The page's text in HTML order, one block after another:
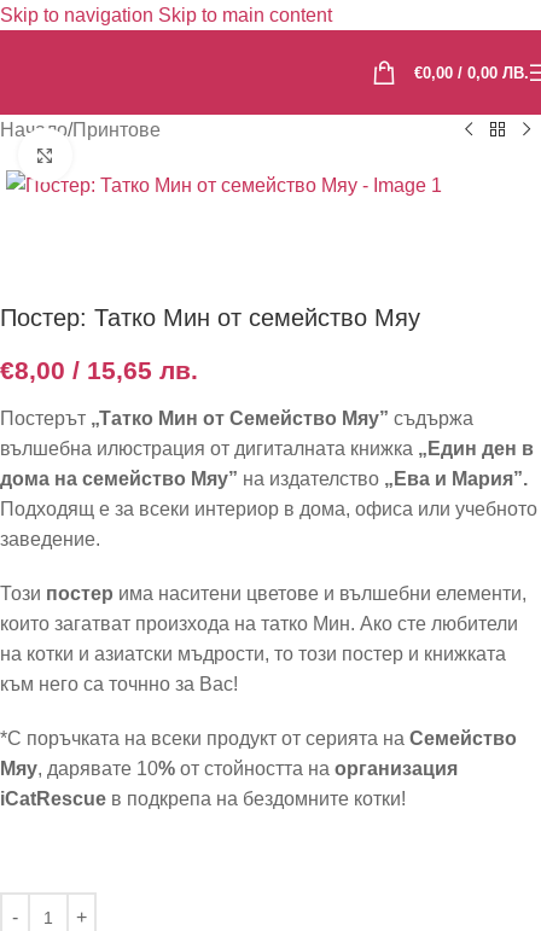
Skip to navigation Skip to main content
€0,00 / 0,00 ЛВ.
Начало/Принтове
Постер: Татко Мин от семейство Мяу
€8,00 / 15,65 лв.
Постерът „Татко Мин от Семейство Мяу” съдържа
вълшебна илюстрация от дигиталната книжка „Един ден в
дома на семейство Мяу” на издателство „Ева и Мария”.
Подходящ е за всеки интериор в дома, офиса или учебното
заведение.
Този постер има наситени цветове и вълшебни елементи,
които загатват произхода на татко Мин. Ако сте любители
на котки и азиатски мъдрости, то този постер и книжката
към него са точнно за Вас!
*С поръчката на всеки продукт от серията на Семейство
Мяу, дарявате 10% от стойността на организация
iCatRescue в подкрепа на бездомните котки!